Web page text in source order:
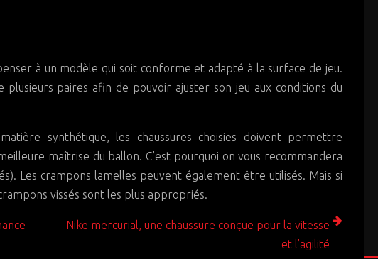
à un modèle qui soit conforme et adapté à la surface de jeu.
paires afin de pouvoir ajuster son jeu aux conditions du
synthétique, les chaussures choisies doivent permettre
maîtrise du ballon. C’est pourquoi on vous recommandera
Les crampons lamelles peuvent également être utilisés. Mais si
vissés sont les plus appropriés.
Nike mercurial, une chaussure conçue pour la vitesse
et l’agilité